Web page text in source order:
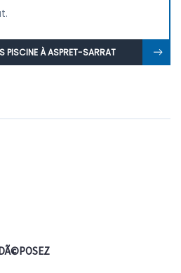
PISCINE À ASPRET-SARRAT